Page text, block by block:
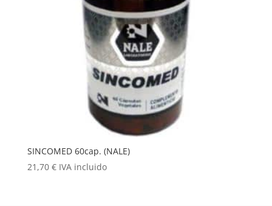
SINCOMED 60cap. (NALE)
21,70 € IVA incluido